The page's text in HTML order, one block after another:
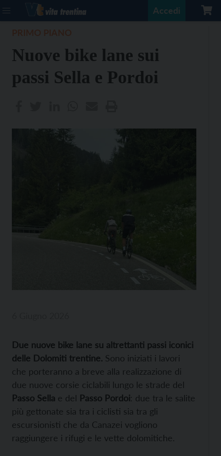
Accedi
Nuove bike lane sui
passi Sella e Pordoi
Due nuove bike lane su altrettanti passi iconici
delle Dolomiti trentine. Sono iniziati i lavori
che porteranno a breve alla realizzazione di
due nuove corsie ciclabili lungo le strade del
Passo Sella e del Passo Pordoi: due tra le salite
più gettonate sia tra i ciclisti sia tra gli
escursionisti che da Canazei vogliono
raggiungere i rifugi e le vette dolomitiche.